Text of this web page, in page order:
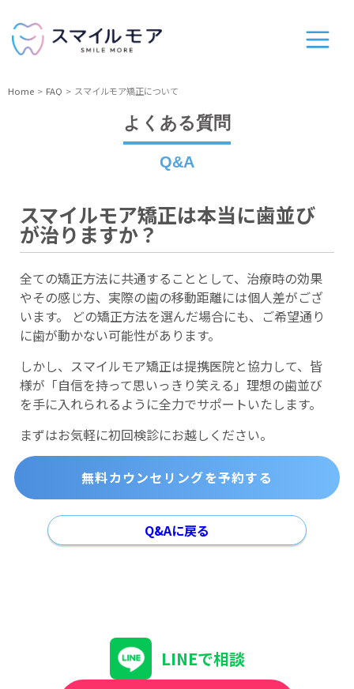
Home FAQ スマイルモア矯正について
よくある質問
Q&A
スマイルモア矯正は本当に歯並び
が治りますか？
全ての矯正方法に共通することとして、治療時の効果
やその感じ方、実際の歯の移動距離には個人差がござ
います。 どの矯正方法を選んだ場合にも、ご希望通り
に歯が動かない可能性があります。
しかし、スマイルモア矯正は提携医院と協力して、皆
様が「自信を持って思いっきり笑える」理想の歯並び
を手に入れられるように全力でサポートいたします。
まずはお気軽に初回検診にお越しください。
無料カウンセリングを予約する
Q&Aに戻る
LINEで相談